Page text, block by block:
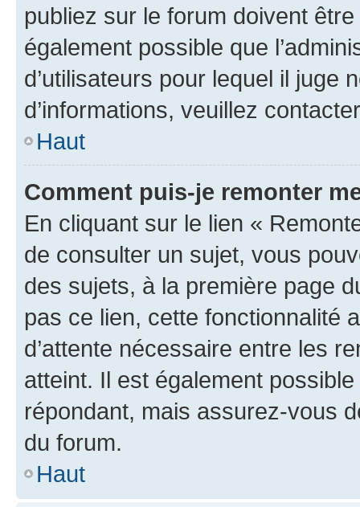
publiez sur le forum doivent
également possible que
d’utilisateurs pour lequel il juge
d’informations, veuillez
Haut
Comment puis-je remonter
En cliquant sur le lien «
de consulter un sujet, vous
des sujets, à la première page
pas ce lien, cette fonctionnalité
d’attente nécessaire entre les
atteint. Il est également
répondant, mais assurez-vous
du forum.
Haut